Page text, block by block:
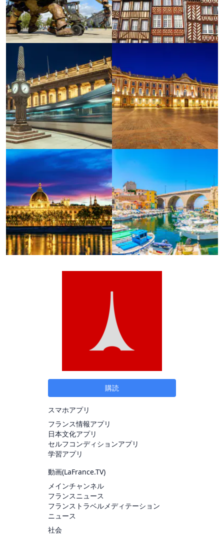
購読
スマホアプリ
フランス情報アプリ
日本文化アプリ
セルフコンディションアプリ
学習アプリ
動画(LaFrance.TV)
メインチャンネル
フランスニュース
フランストラベルメディテーション
ニュース
社会